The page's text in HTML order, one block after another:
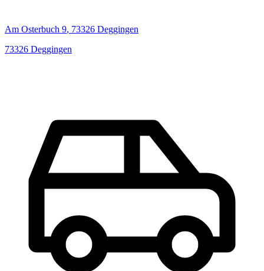
Am Osterbuch 9, 73326 Deggingen
73326 Deggingen